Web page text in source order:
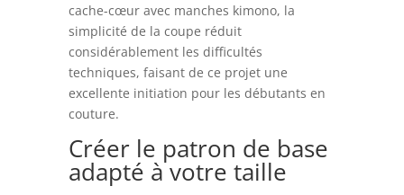
cache-cœur avec manches kimono, la
simplicité de la coupe réduit
considérablement les difficultés
techniques, faisant de ce projet une
excellente initiation pour les débutants en
couture.
Créer le patron de base
adapté à votre taille